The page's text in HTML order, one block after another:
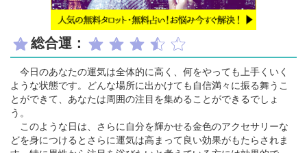
総合運：
今日のあなたの運気は全体的に高く、何をやっても上手くいく
ような状態です。どんな場所に出かけても自信満々に振る舞うこ
とができて、あなたは周囲の注目を集めることができるでしょ
う。
このような日は、さらに自分を輝かせる金色のアクセサリーな
どを身につけるとさらに運気は高まって良い効果がもたらされま